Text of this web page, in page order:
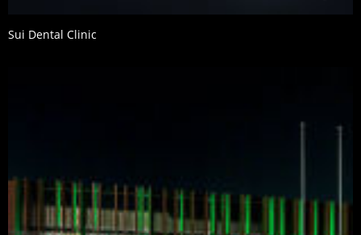
Sui Dental Clinic